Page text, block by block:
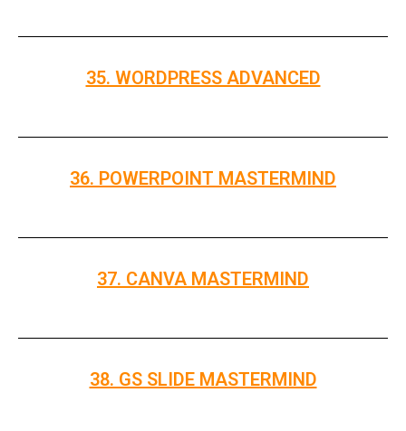
35. WORDPRESS ADVANCED
36. POWERPOINT MASTERMIND
37. CANVA MASTERMIND
38. GS SLIDE MASTERMIND